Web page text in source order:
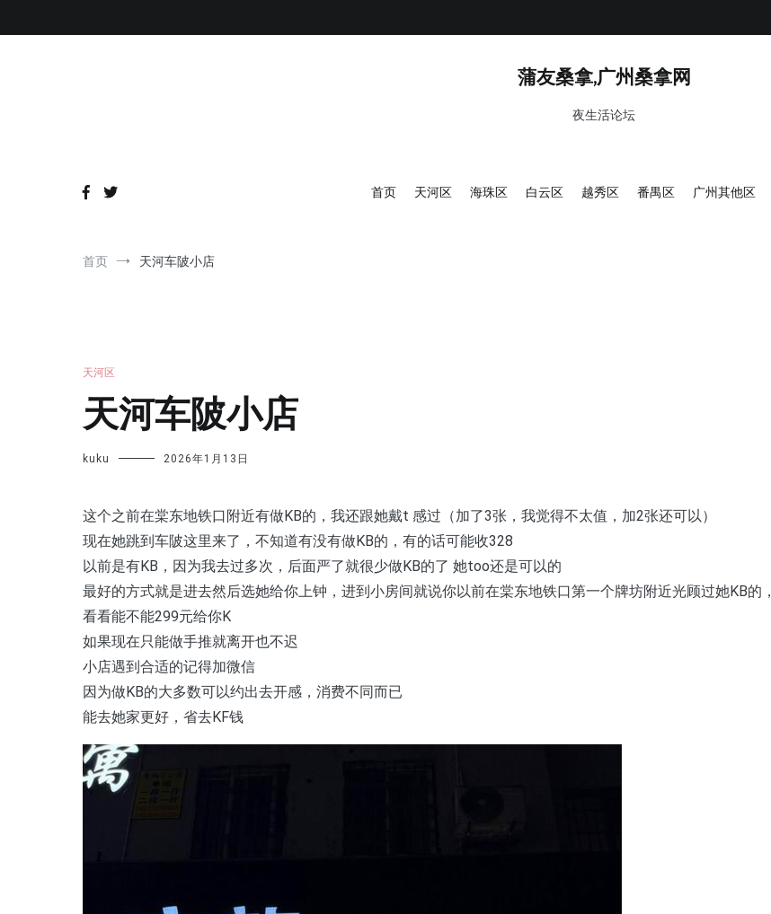
蒲友桑拿,广州桑拿网
夜生活论坛
首页 天河区 海珠区 白云区 越秀区 番禺区 广州其他区
首页 天河车陂小店
天河区
天河车陂小店
kuku 2026年1月13日
这个之前在棠东地铁口附近有做KB的，我还跟她戴t 感过（加了3张，我觉得不太值，加2张还可以）
现在她跳到车陂这里来了，不知道有没有做KB的，有的话可能收328
以前是有KB，因为我去过多次，后面严了就很少做KB的了 她too还是可以的
最好的方式就是进去然后选她给你上钟，进到小房间就说你以前在棠东地铁口第一个牌坊附近光顾过她KB的，
看看能不能299元给你K
如果现在只能做手推就离开也不迟
小店遇到合适的记得加微信
因为做KB的大多数可以约出去开感，消费不同而已
能去她家更好，省去KF钱